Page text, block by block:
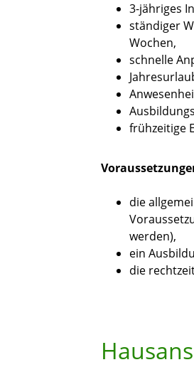
3-jähriges
ständiger
Wochen,
schnelle
frühzeitige
die
werden),
ein
die